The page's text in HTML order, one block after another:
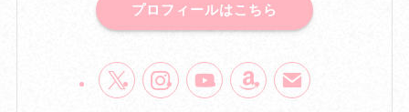
プロフィールはこちら